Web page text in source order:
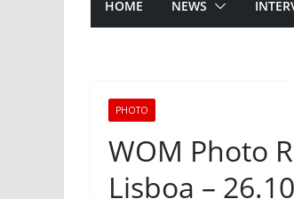
HOME NEWS
PHOTO
WOM Photo
Lisboa –